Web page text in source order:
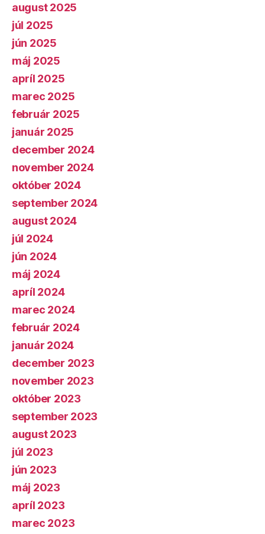
august 2025
júl 2025
jún 2025
máj 2025
apríl 2025
marec 2025
február 2025
január 2025
december 2024
november 2024
október 2024
september 2024
august 2024
júl 2024
jún 2024
máj 2024
apríl 2024
marec 2024
február 2024
január 2024
december 2023
november 2023
október 2023
september 2023
august 2023
júl 2023
jún 2023
máj 2023
apríl 2023
marec 2023